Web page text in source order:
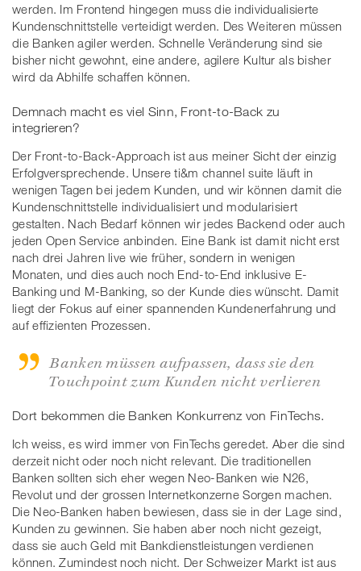
werden. Im Frontend hingegen muss die individualisierte
Kundenschnittstelle verteidigt werden. Des Weiteren müssen
die Banken agiler werden. Schnelle Veränderung sind sie
bisher nicht gewohnt, eine andere, agilere Kultur als bisher
wird da Abhilfe schaffen können.
Demnach macht es viel Sinn, Front-to-Back zu
integrieren?
Der Front-to-Back-Approach ist aus meiner Sicht der einzig
Erfolgversprechende. Unsere ti&m channel suite läuft in
wenigen Tagen bei jedem Kunden, und wir können damit die
Kundenschnittstelle individualisiert und modularisiert
gestalten. Nach Bedarf können wir jedes Backend oder auch
jeden Open Service anbinden. Eine Bank ist damit nicht erst
nach drei Jahren live wie früher, sondern in wenigen
Monaten, und dies auch noch End-to-End inklusive E-
Banking und M-Banking, so der Kunde dies wünscht. Damit
liegt der Fokus auf einer spannenden Kundenerfahrung und
auf effizienten Prozessen.
Banken müssen aufpassen, dass sie den
Touchpoint zum Kunden nicht verlieren
Dort bekommen die Banken Konkurrenz von FinTechs.
Ich weiss, es wird immer von FinTechs geredet. Aber die sind
derzeit nicht oder noch nicht relevant. Die traditionellen
Banken sollten sich eher wegen Neo-Banken wie N26,
Revolut und der grossen Internetkonzerne Sorgen machen.
Die Neo-Banken haben bewiesen, dass sie in der Lage sind,
Kunden zu gewinnen. Sie haben aber noch nicht gezeigt,
dass sie auch Geld mit Bankdienstleistungen verdienen
können. Zumindest noch nicht. Der Schweizer Markt ist aus